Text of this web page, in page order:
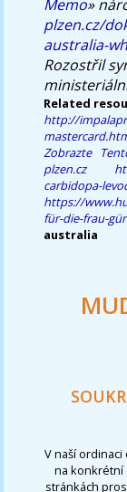
Memo»
plzen.cz/
australia-
Rozostřil
Related
http://
Zobrazte
plzen.cz
carbidopa-
https://
für-die-frau-
australia
V naší
na konkrétní
stránkách